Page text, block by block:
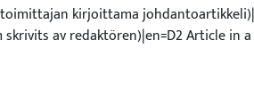
kirjoittama
av redaktören)|en=D2 Article in